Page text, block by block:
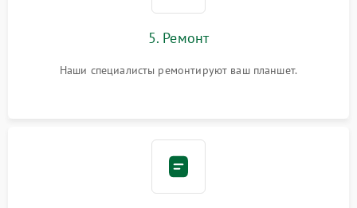
5. Ремонт
Наши специалисты ремонтируют ваш планшет.